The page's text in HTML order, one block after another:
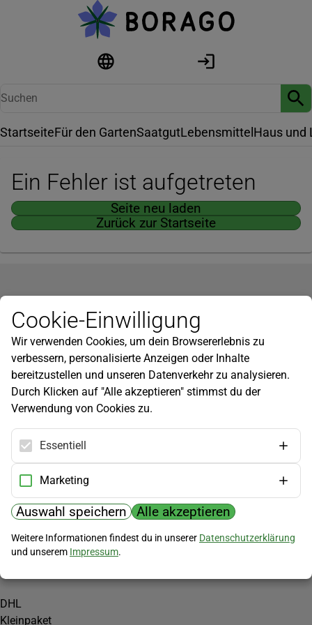
StartseiteFür den GartenSaatgutLebensmittel Haus und
Ein Fehler ist aufgetreten
Seite neu laden
Zurück zur Startseite
Newsletter
Infos zu neuen Produkten, Gartentipps und mehr findest du in
unserem Newsletter!
Jetzt anmelden
Hilfe
Kundenservice
Widerrufsbelehrung
Versandkosten
Zahlungsmöglichkeiten
PayPal
Vorkasse
Versand
DHL
Kleinpaket
Cookie-Einwilligung
Wir verwenden Cookies, um dein Browsererlebnis zu
verbessern, personalisierte Anzeigen oder Inhalte
bereitzustellen und unseren Datenverkehr zu analysieren.
Durch Klicken auf "Alle akzeptieren" stimmst du der
Verwendung von Cookies zu.
Essentiell
Marketing
Auswahl speichern Alle akzeptieren
Weitere Informationen findest du in unserer Datenschutzerklärung
und unserem Impressum.